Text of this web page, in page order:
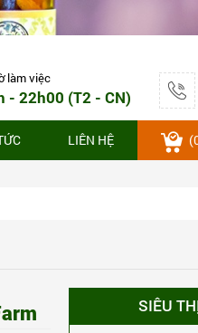
làm việc
- 22h00 (T2 - CN)
LIÊN HỆ (
SIÊU
viêm loét dạ dày
4,872,000 VNĐ
457 Lượt Xem